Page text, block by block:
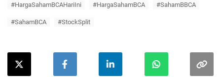
#HargaSahamBCAHariIni #HargaSahamBCA #SahamBBCA
#SahamBCA #StockSplit